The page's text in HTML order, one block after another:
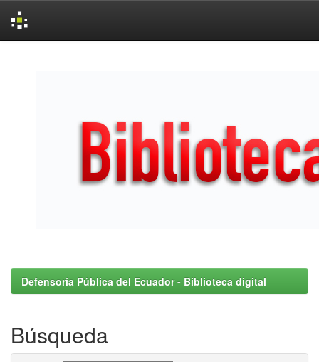
Defensoría Pública del Ecuador - Biblioteca digital
Búsqueda